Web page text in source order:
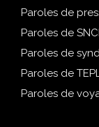
Paroles de
Paroles de
Paroles de
Paroles de
Paroles de